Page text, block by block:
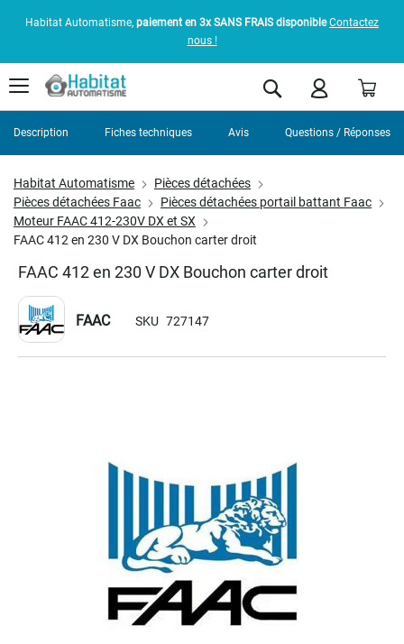
Habitat Automatisme, paiement en 3x SANS FRAIS disponible Contactez
nous !
Rechercher
Habitat Automatisme
Pièces détachées
Pièces détachées Faac
Pièces détachées portail battant Faac
Moteur FAAC 412-230V DX et SX
FAAC 412 en 230 V DX Bouchon carter droit
FAAC 412 en 230 V DX Bouchon carter droit
FAAC SKU 727147
Description Fiches techniques Avis Questions / Réponses